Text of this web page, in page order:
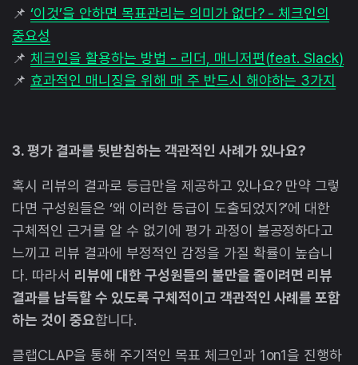
📌 ‘이것’을 안하면 목표관리는 의미가 없다? - 체크인의
중요성
📌 체크인을 활용하는 방법 - 리더, 매니저편(feat. Slack)
📌 효과적인 매니징을 위해 매 주 반드시 해야하는 3가지
3. 평가 결과를 뒷받침하는 객관적인 사례가 있나요?
혹시 리뷰의 결과로 등급만을 제공하고 있나요? 만약 그렇
다면 구성원들은 ‘왜 이러한 등급이 도출되었지?’에 대한
구체적인 근거를 알 수 없기에 평가 과정이 불공정하다고
느끼고 리뷰 결과에 부정적인 감정을 가질 확률이 높습니
다. 따라서 리뷰에 대한 구성원들의 불만을 줄이려면 리뷰
결과를 납득할 수 있도록 구체적이고 객관적인 사례를 포함
하는 것이 중요합니다.
클랩CLAP을 통해 주기적인 목표 체크인과 1on1을 진행하